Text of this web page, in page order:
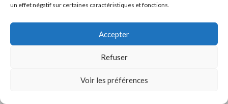
un effet négatif sur certaines caractéristiques et fonctions.
Accepter
Refuser
Voir les préférences
Mettre en lien ceux qui veulent agir ! -